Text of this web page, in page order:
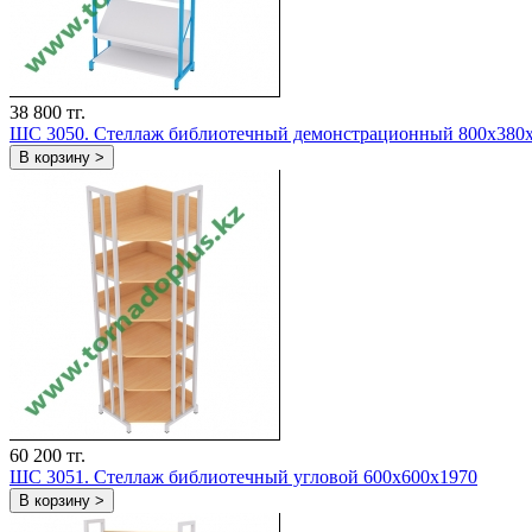
38 800 тг.
ШС 3050. Стеллаж библиотечный демонстрационный
В корзину >
60 200 тг.
ШС 3051. Стеллаж библиотечный угловой 600х600х1970
В корзину >